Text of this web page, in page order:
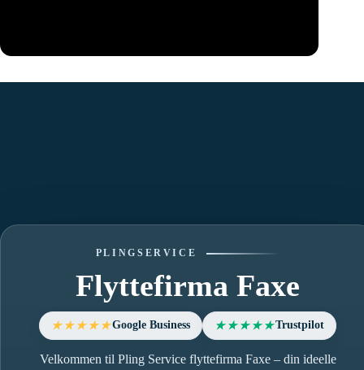
PLINGSERVICE
Flyttefirma Faxe
★★★★★Google Business ★★★★★Trustpilot
Velkommen til Pling Service flyttefirma Faxe – din ideelle